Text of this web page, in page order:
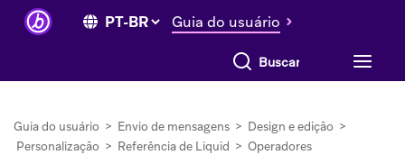
Guia do usuário
Buscar tudo
Guia do usuário > Envio de mensagens > Design e edição >
Personalização > Referência de Liquid > Operadores